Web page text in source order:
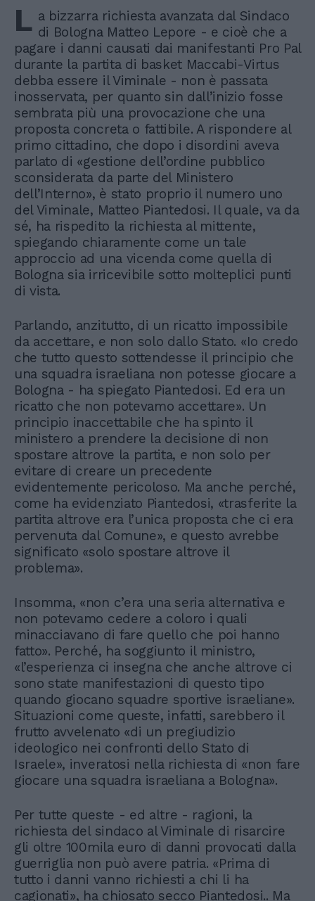
L a bizzarra richiesta avanzata dal Sindaco
di Bologna Matteo Lepore - e cioè che a
pagare i danni causati dai manifestanti Pro Pal
durante la partita di basket Maccabi-Virtus
debba essere il Viminale - non è passata
inosservata, per quanto sin dall’inizio fosse
sembrata più una provocazione che una
proposta concreta o fattibile. A rispondere al
primo cittadino, che dopo i disordini aveva
parlato di «gestione dell’ordine pubblico
sconsiderata da parte del Ministero
dell’Interno», è stato proprio il numero uno
del Viminale, Matteo Piantedosi. Il quale, va da
sé, ha rispedito la richiesta al mittente,
spiegando chiaramente come un tale
approccio ad una vicenda come quella di
Bologna sia irricevibile sotto molteplici punti
di vista.
Parlando, anzitutto, di un ricatto impossibile
da accettare, e non solo dallo Stato. «Io credo
che tutto questo sottendesse il principio che
una squadra israeliana non potesse giocare a
Bologna - ha spiegato Piantedosi. Ed era un
ricatto che non potevamo accettare». Un
principio inaccettabile che ha spinto il
ministero a prendere la decisione di non
spostare altrove la partita, e non solo per
evitare di creare un precedente
evidentemente pericoloso. Ma anche perché,
come ha evidenziato Piantedosi, «trasferite la
partita altrove era l’unica proposta che ci era
pervenuta dal Comune», e questo avrebbe
significato «solo spostare altrove il
problema».
Insomma, «non c’era una seria alternativa e
non potevamo cedere a coloro i quali
minacciavano di fare quello che poi hanno
fatto». Perché, ha soggiunto il ministro,
«l’esperienza ci insegna che anche altrove ci
sono state manifestazioni di questo tipo
quando giocano squadre sportive israeliane».
Situazioni come queste, infatti, sarebbero il
frutto avvelenato «di un pregiudizio
ideologico nei confronti dello Stato di
Israele», inveratosi nella richiesta di «non fare
giocare una squadra israeliana a Bologna».
Per tutte queste - ed altre - ragioni, la
richiesta del sindaco al Viminale di risarcire
gli oltre 100mila euro di danni provocati dalla
guerriglia non può avere patria. «Prima di
tutto i danni vanno richiesti a chi li ha
cagionati», ha chiosato secco Piantedosi.. Ma